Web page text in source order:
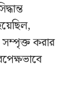
সম্পৃক্ত করার